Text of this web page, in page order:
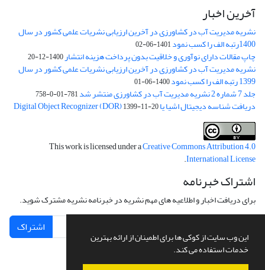
این وب سایت از کوکی ها برای اطمینان از ارائه بهترین
خدمات استفاده می کند.
آخرین اخبار
نشریه مدیریت آب در کشاورزی در آخرین ارزیابی نشریات علمی کشور در سال
1400رتبه الف را کسب نمود 1401-06-02
چاپ مقالات دارای نوآوری و خلاقیت بدون پرداخت هزینه انتشار1400-12-20
نشریه مدیریت آب در کشاورزی در آخرین ارزیابی نشریات علمی کشور در سال
1399 رتبه الف را کسب نمود 1400-06-01
جلد 7 شماره 2 نشریه مدیریت آب در کشاورزی منتشر شد 781-01-0-758
دریافت شناسه دیجیتال اشیا یا Digital Object Recognizer (DOR)1399-11-20
This work is licensed under aCreative Commons Attribution 4.0
International License
.
اشتراک خبرنامه
برای دریافت اخبار و اطلاعیه های مهم نشریه در خبرنامه نشریه مشترک شوید.
اشتراک